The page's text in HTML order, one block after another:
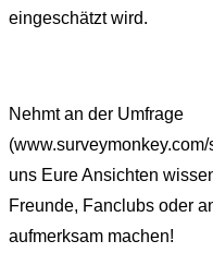
eingeschätzt wird.
Nehmt an der Umfrage
uns Eure Ansichten
Freunde, Fanclubs oder
aufmerksam machen!